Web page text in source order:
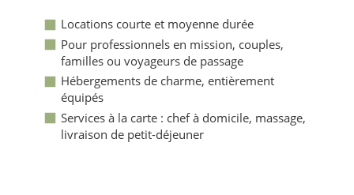
Locations courte et moyenne durée
Pour professionnels en mission, couples,
familles ou voyageurs de passage
Hébergements de charme, entièrement
équipés
Services à la carte : chef à domicile, massage,
livraison de petit-déjeuner